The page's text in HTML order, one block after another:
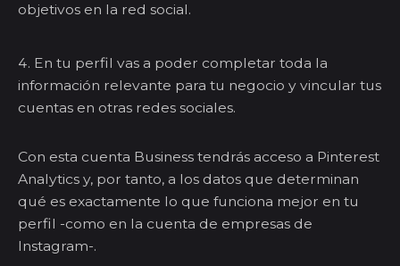
objetivos en la red social.
En tu perfil vas a poder completar toda la
información relevante para tu negocio y vincular tus
cuentas en otras redes sociales.
Con esta cuenta Business tendrás acceso a Pinterest
Analytics y, por tanto, a los datos que determinan
qué es exactamente lo que funciona mejor en tu
perfil -como en la cuenta de empresas de
Instagram-.